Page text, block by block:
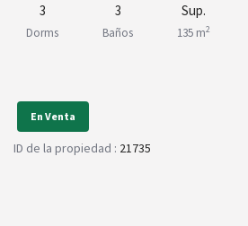
3
Dorms
3
Baños
Sup.
135 m2
En Venta
ID de la propiedad : 21735